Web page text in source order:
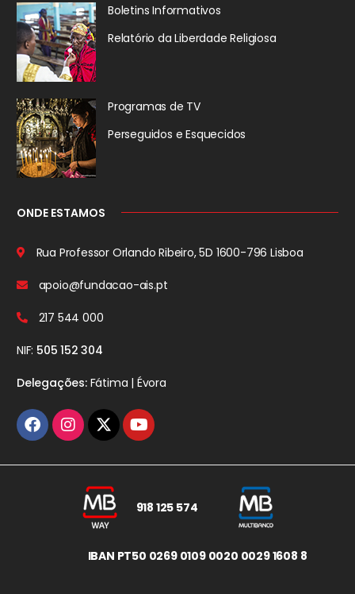
Boletins Informativos
Relatório da Liberdade Religiosa
Programas de TV
Perseguidos e Esquecidos
ONDE ESTAMOS
Rua Professor Orlando Ribeiro, 5D 1600-796 Lisboa
apoio@fundacao-ais.pt
217 544 000
NIF: 505 152 304
Delegações:Fátima | Évora
918 125 574
IBAN PT50 0269 0109 0020 0029 1608 8